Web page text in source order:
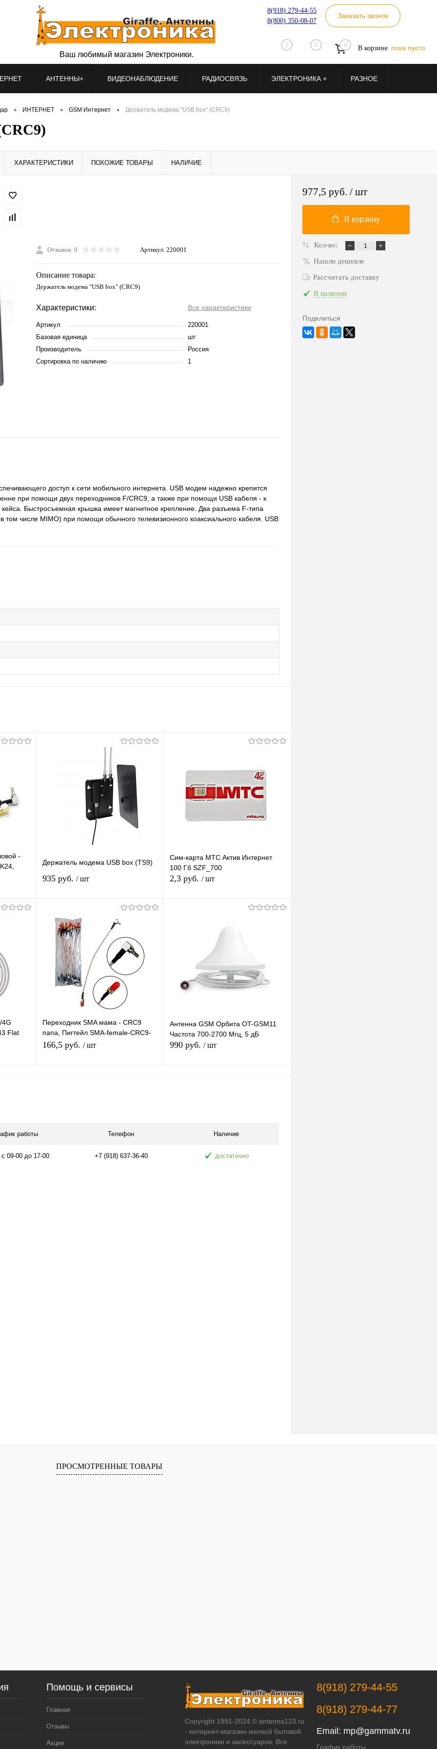
8(918) 279-44-55
8(800) 350-08-07
Заказать звонок
0 0 0 В корзине пока пусто
Ваш любимый магазин Электроники.
АНТЕННЫ+ ВИДЕОНАБЛЮДЕНИЕ РАДИОСВЯЗЬ ЭЛЕКТРОНИКА + РАЗНОЕ
• ИНТЕРНЕТ • GSM Интернет • Держатель модема "USB box" (CRC9)
ХАРАКТЕРИСТИКИ ПОХОЖИЕ ТОВАРЫ НАЛИЧИЕ
Отзывов: 0 Артикул: 220001
Описание товара:
Держатель модема "USB box" (CRC9)
Характеристики: Все характеристики
Артикул
220001
Базовая единица
шт
Производитель
Россия
Сортировка по наличию
1
доступ к сети мобильного интернета. USB модем надежно крепится
при помощи двух переходников F/CRC9, а также при помощи USB кабеля - к
Быстросъемная крышка имеет магнитное крепление. Два разъема F-типа
числе MIMO) при помощи обычного телевизионного коаксиального кабеля. USB
-
Держатель модема USB box (TS9)
935 руб. / шт
Купить в 1 клик К сравнению
В избранное В наличии
Сим-карта МТС Актив Интернет
100 Гб SZF_700
2,3 руб. / шт
Купить в 1 клик
В избранное
4G
Flat
Переходник SMA мама - CRC9
папа, Пигтейл SMA-female-CRC9-
male, Адаптер для соединения
166,5 руб. / шт
Антенна GSM Орбита OT-GSM11
Частота 700-2700 Мгц, 5 дБ
990 руб. / шт
работы Телефон Наличие
09-00 до 17-00 +7 (918) 637-36-40 достаточно
977,5 руб. / шт
В корзину
Кол-во:
Нашли дешевле
Рассчитать доставку
В наличии
Поделиться
ПРОСМОТРЕННЫЕ ТОВАРЫ
Помощь и сервисы
Главная
Отзывы
Акции
Copyright 1991-2024 © antenna123.ru
- интернет-магазин мелкой бытовой
электроники и аксессуаров. Все
8(918) 279-44-55
8(918) 279-44-77
Email: mp@gammatv.ru
График работы